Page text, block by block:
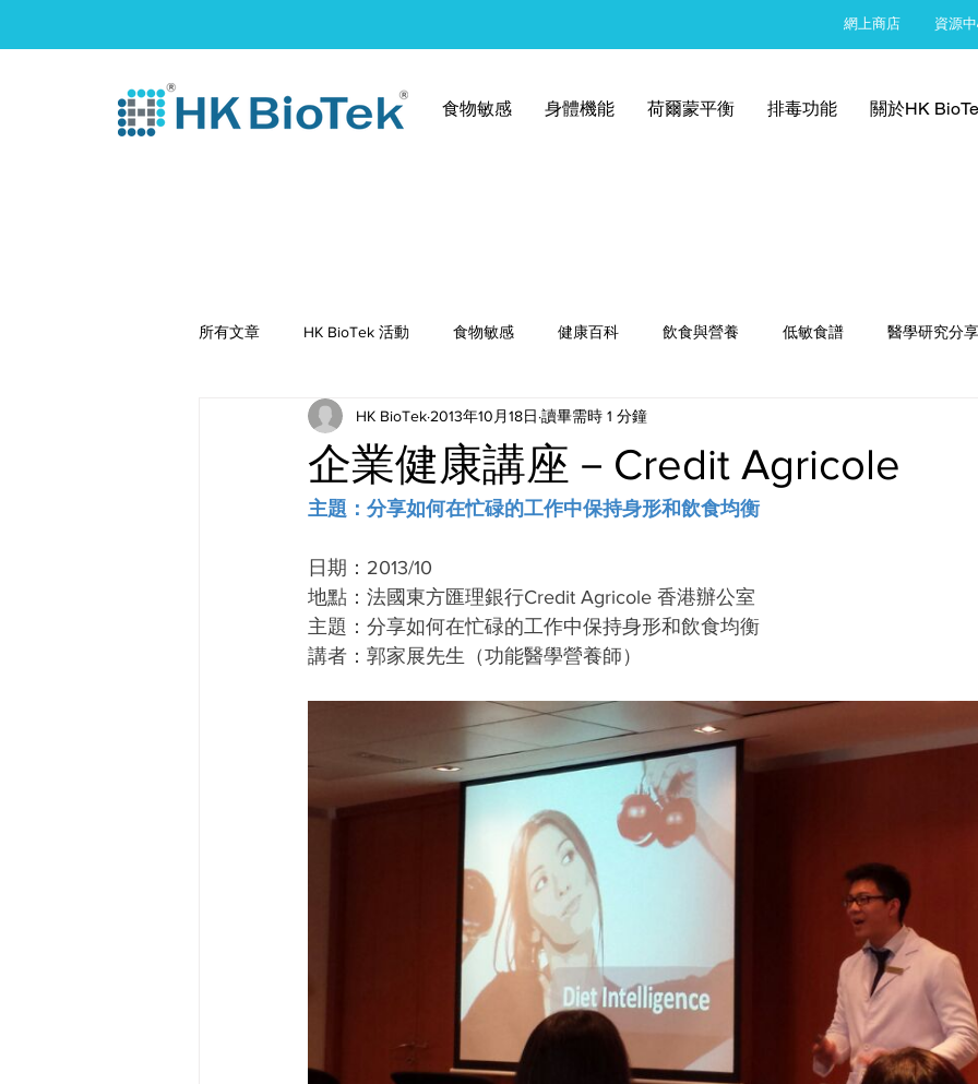
網上商店 資源
食物敏感 身體機能 荷爾蒙平衡 排毒功能 關於HK
所有文章 HK BioTek 活動 食物敏感 健康百科 飲食與營養 低敏食譜 醫學研究分享
企業健康講座－Credit Agricole
HK BioTek 2013年10月18日 讀畢需時 1 分鐘
主題：分享如何在忙碌的工作中保持身形和飲食均衡
日期：2013/10
地點：法國東方匯理銀行Credit Agricole 香港辦公室
主題：分享如何在忙碌的工作中保持身形和飲食均衡
講者：郭家展先生（功能醫學營養師）